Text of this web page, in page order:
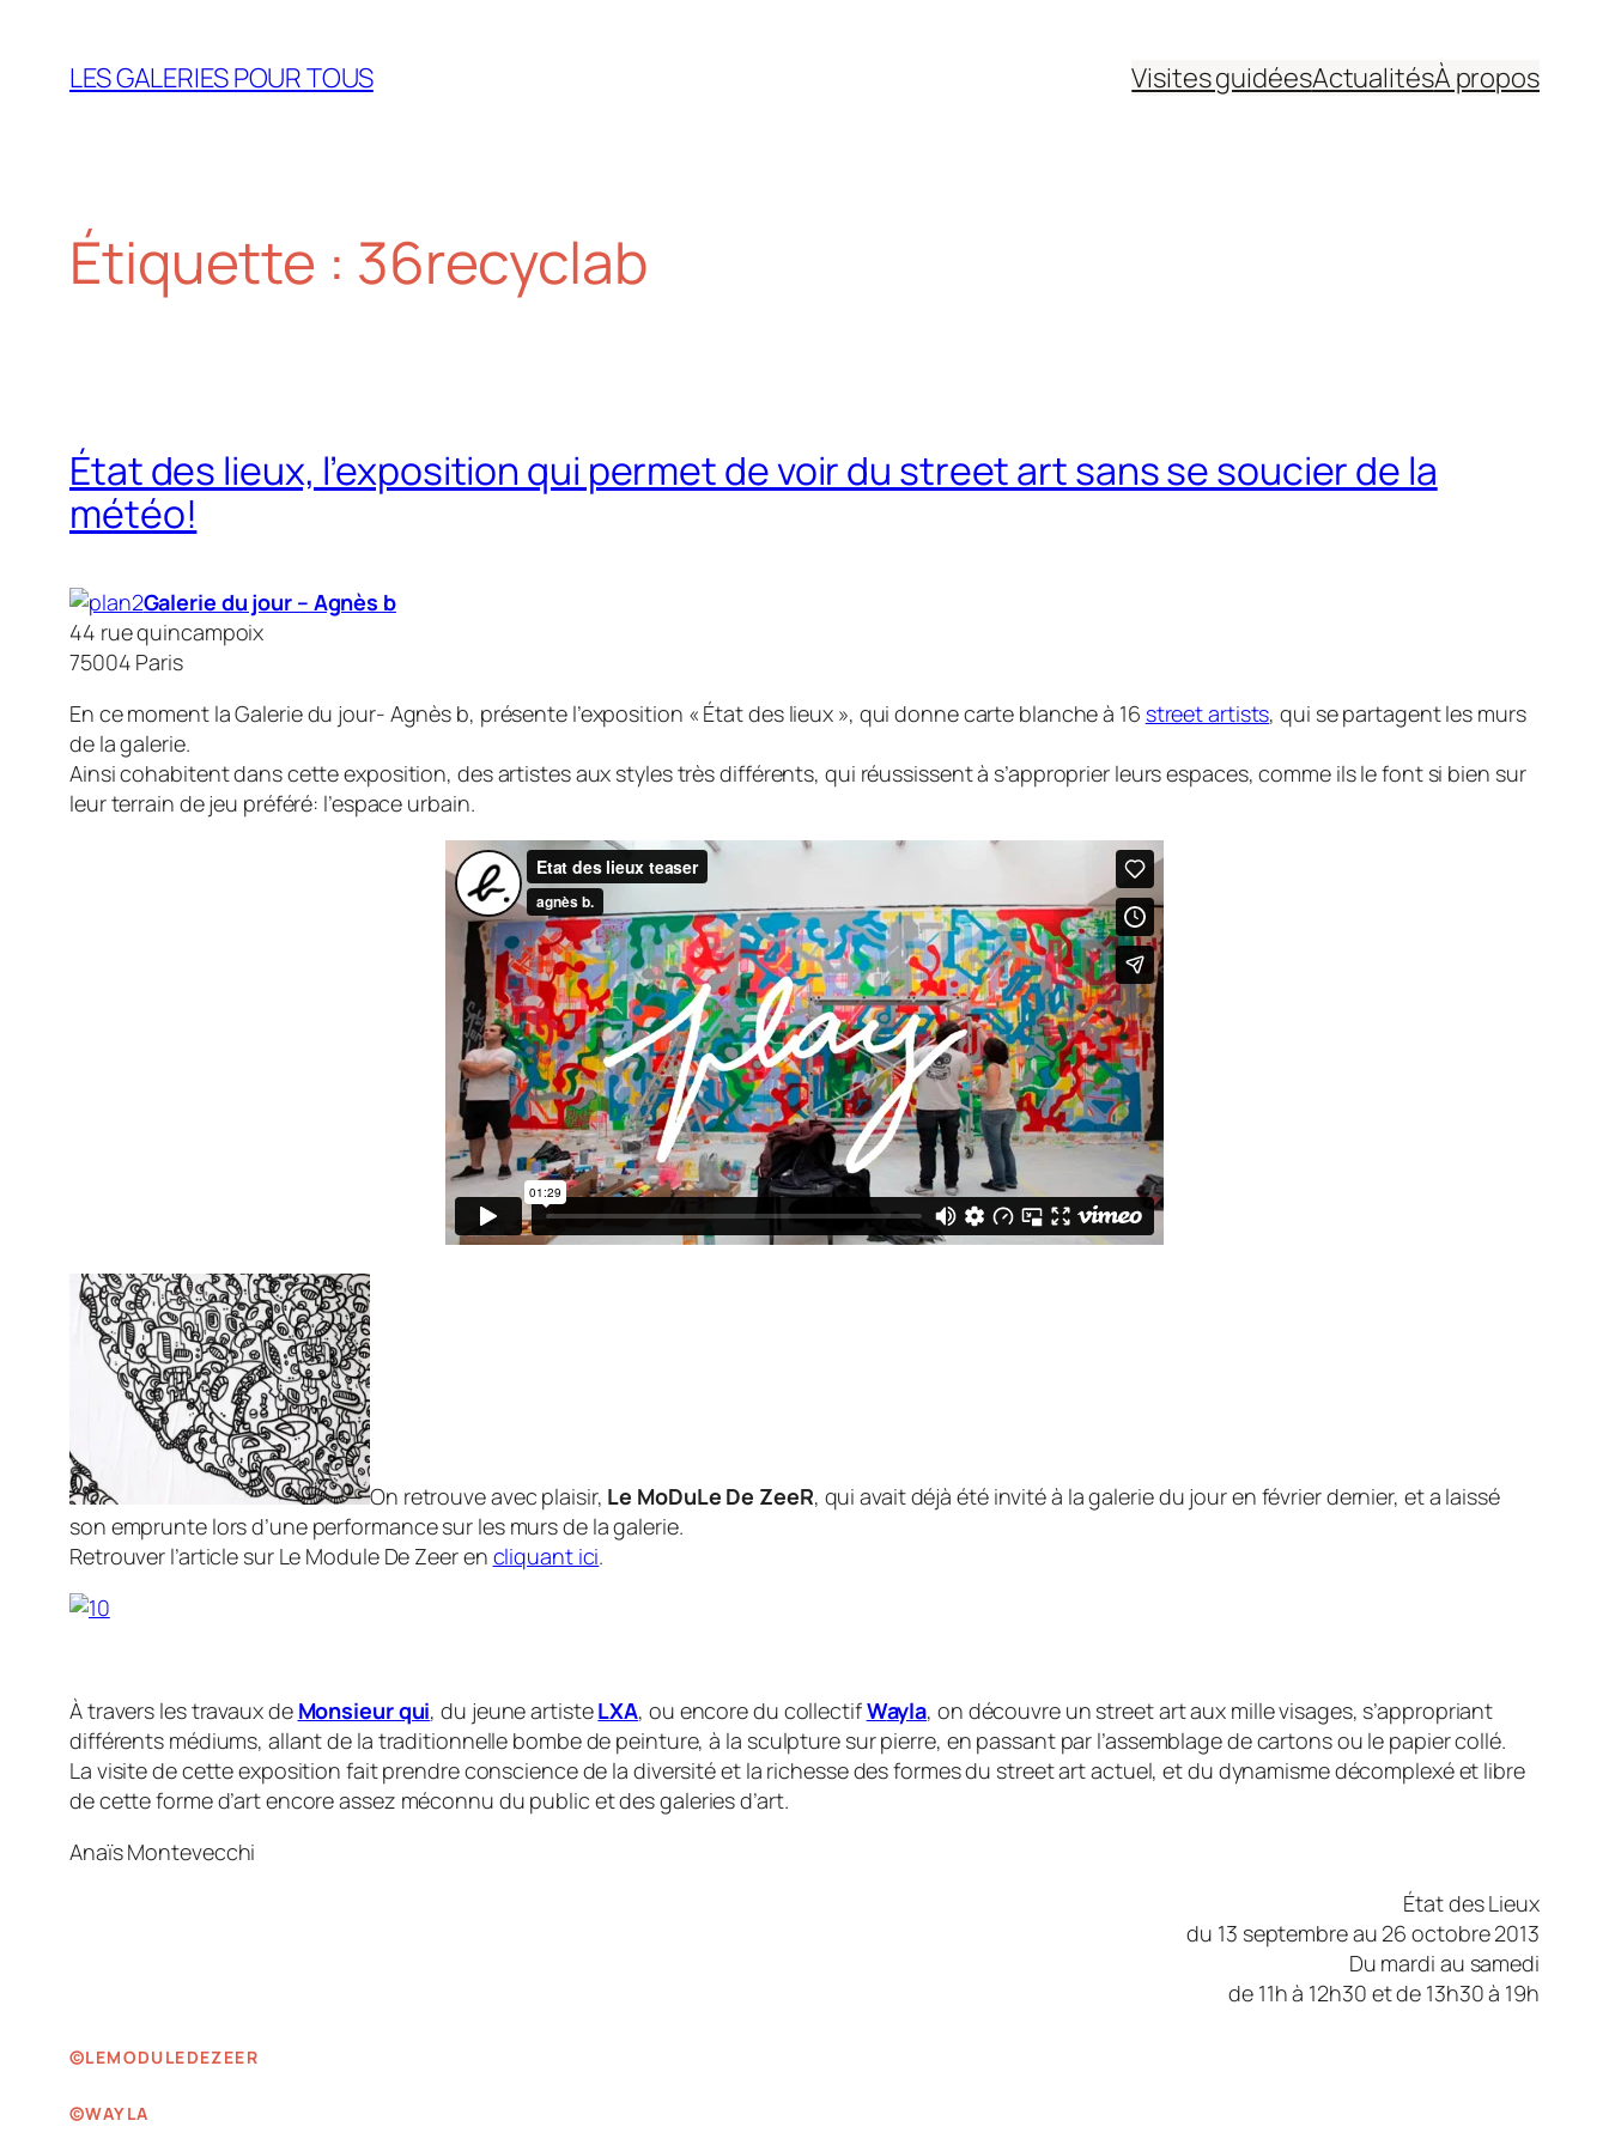
contenu
LES GALERIES POUR TOUS Visites guidéesActualitésÀ propos
Étiquette : 36recyclab
État des lieux, l’exposition qui permet de voir du street art sans se soucier de la
météo!
Galerie du jour – Agnès b
44 rue quincampoix
75004 Paris
En ce moment la Galerie du jour- Agnès b, présente l’exposition « État des lieux », qui donne carte blanche à 16 street artists, qui se partagent les murs
de la galerie.
Ainsi cohabitent dans cette exposition, des artistes aux styles très différents, qui réussissent à s’approprier leurs espaces, comme ils le font si bien sur
leur terrain de jeu préféré: l’espace urbain.
On retrouve avec plaisir, Le MoDuLe De ZeeR, qui avait déjà été invité à la galerie du jour en février dernier, et a laissé
son emprunte lors d’une performance sur les murs de la galerie.
Retrouver l’article sur Le Module De Zeer en cliquant ici.
À travers les travaux de Monsieur qui, du jeune artisteLXA, ou encore du collectifWayla, on découvre un street art aux mille visages, s’appropriant
différents médiums, allant de la traditionnelle bombe de peinture, à la sculpture sur pierre, en passant par l’assemblage de cartons ou le papier collé.
La visite de cette exposition fait prendre conscience de la diversité et la richesse des formes du street art actuel, et du dynamisme décomplexé et libre
de cette forme d’art encore assez méconnu du public et des galeries d’art.
Anaïs Montevecchi
État des Lieux
du 13 septembre au 26 octobre 2013
Du mardi au samedi
de 11h à 12h30 et de 13h30 à 19h
©LEMODULEDEZEER
©WAYLA